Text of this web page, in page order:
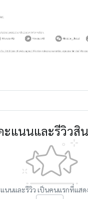
ะแนนและรีวิวสิ
นนและรีวิว เป็นคนแรกที่แส